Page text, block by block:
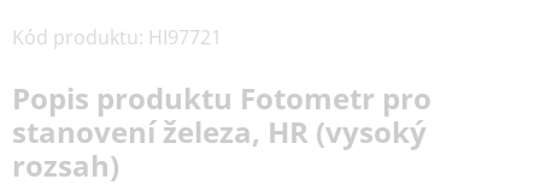
Kód produktu: HI97721
Popis produktu Fotometr pro
stanovení železa, HR (vysoký
rozsah)